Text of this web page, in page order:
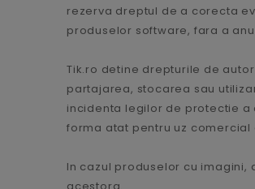
rezerva dreptul de a corecta
produselor software, fara a
Tik.ro detine drepturile de
partajarea, stocarea sau
incidenta legilor de protectie a
forma atat pentru uz
In cazul produselor cu
acestora.